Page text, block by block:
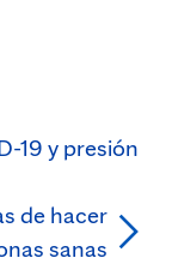
19 y presión
de hacer
sanas